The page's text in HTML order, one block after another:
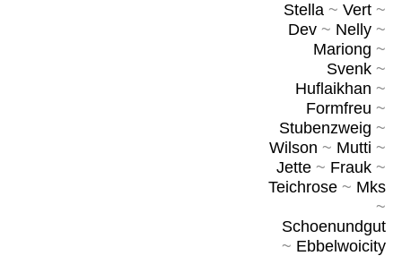
Stella~ Vert~
Dev~ Nelly~
Mariong ~
Svenk~
Huflaikhan ~
Formfreu ~
Stubenzweig ~
Wilson ~ Mutti ~
Jette~ Frauk~
Teichrose~ Mks
~
Schoenundgut
~ Ebbelwoicity